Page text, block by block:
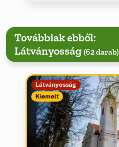
Továbbiak ebből:
Látványosság (62 darab)
Látványosság
Kiemelt